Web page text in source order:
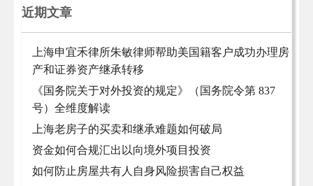
近期文章
上海申宜禾律所朱敏律师帮助美国籍客户成功办理房
产和证券资产继承转移
《国务院关于对外投资的规定》（国务院令第 837
号）全维度解读
上海老房子的买卖和继承难题如何破局
资金如何合规汇出以向境外项目投资
如何防止房屋共有人自身风险损害自己权益